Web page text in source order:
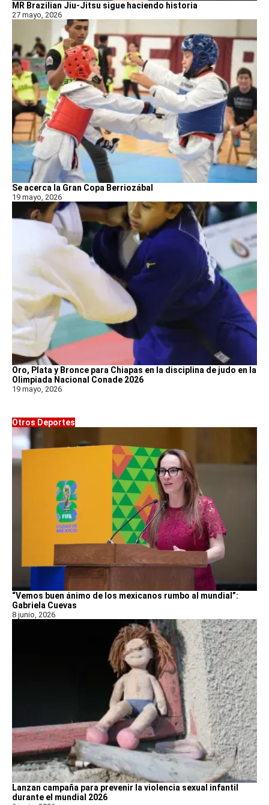
MR Brazilian Jiu-Jitsu sigue haciendo historia
27 mayo, 2026
Se acerca la Gran Copa Berriozábal
19 mayo, 2026
Oro, Plata y Bronce para Chiapas en la disciplina de judo en la
Olimpiada Nacional Conade 2026
19 mayo, 2026
Otros Deportes
“Vemos buen ánimo de los mexicanos rumbo al mundial”:
Gabriela Cuevas
8 junio, 2026
Lanzan campaña para prevenir la violencia sexual infantil
durante el mundial 2026